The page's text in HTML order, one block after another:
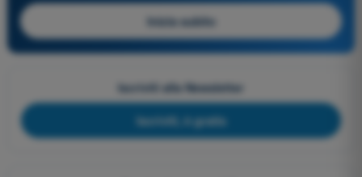
Inizia subito
Iscriviti alla Newsletter
Iscriviti, è gratis